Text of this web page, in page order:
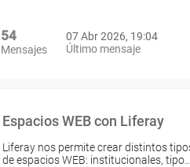
54
Mensajes
07 Abr 2026, 19:04
Último mensaje
Espacios WEB con Liferay
Liferay nos permite crear distintos
de espacios WEB: institucionales, tipo…